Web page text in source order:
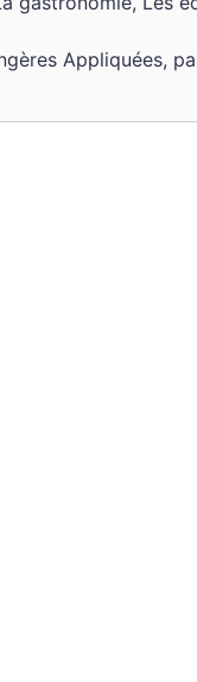
Appliquées,